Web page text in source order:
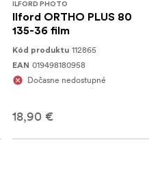
ILFORD PHOTO
Ilford ORTHO PLUS 80
135-36 film
Kód produktu 112865
EAN 019498180958
Dočasne nedostupné
18,90 €